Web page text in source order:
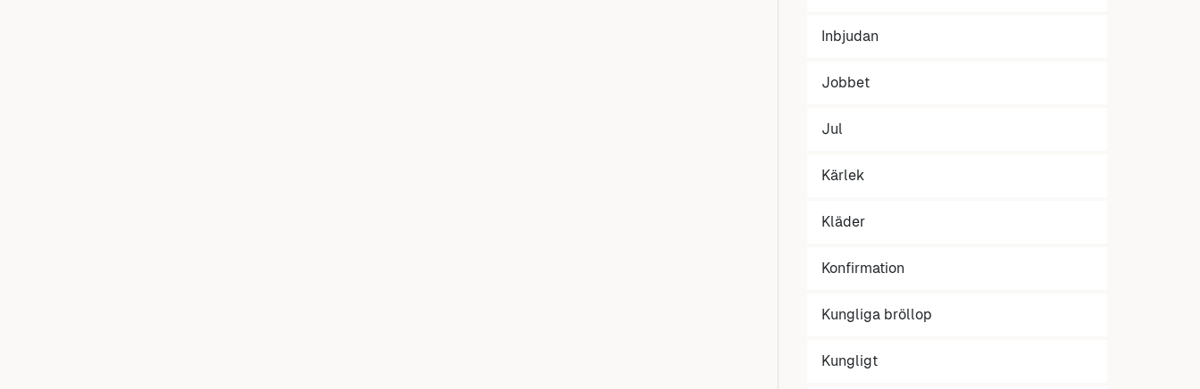
Inbjudan
Jobbet
Jul
Kärlek
Kläder
Konfirmation
Kungliga bröllop
Kungligt